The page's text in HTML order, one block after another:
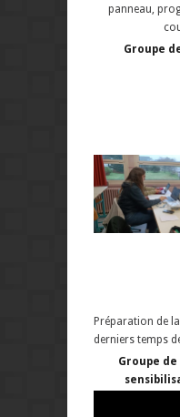
panneau,
Groupe
Préparation de
derniers temps
Groupe